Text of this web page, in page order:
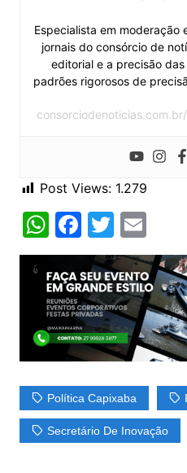
Especialista em moderação
jornais do consórcio de
editorial e a precisão
padrões rigorosos de
consorciodenoticias.com.br/
Post Views: 1.279
W
h
at
s
A
p
p
F
a
c
e
b
o
o
k
T
w
itt
er
E
m
ai
l
Política Capixaba
Secretário De Inovação